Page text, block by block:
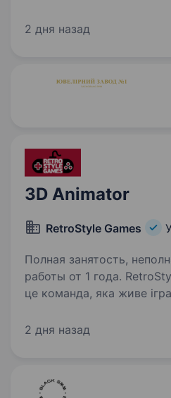
Tuning Center, одна з
2 дня назад
3D Animator
RetroStyle Games
Полная занятость,
работы от 1 года. RetroStyle Games —
це команда, яка живе
Ми працюємо з клієнтами
2 дня назад